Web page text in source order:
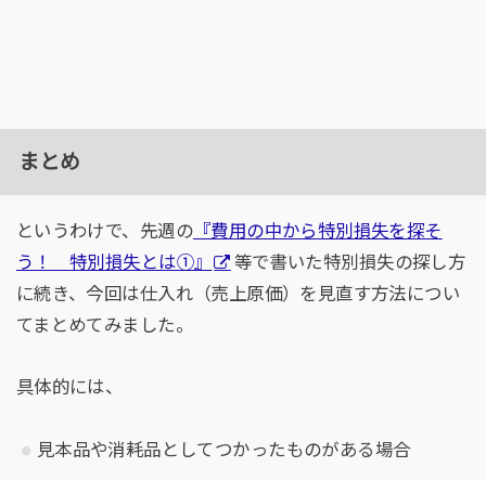
まとめ
というわけで、先週の『費用の中から特別損失を探そ
う！ 特別損失とは①』
等で書いた特別損失の探し方
に続き、今回は仕入れ（売上原価）を見直す方法につい
てまとめてみました。
具体的には、
見本品や消耗品としてつかったものがある場合